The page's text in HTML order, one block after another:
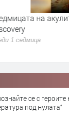
се
се с
под нулата“